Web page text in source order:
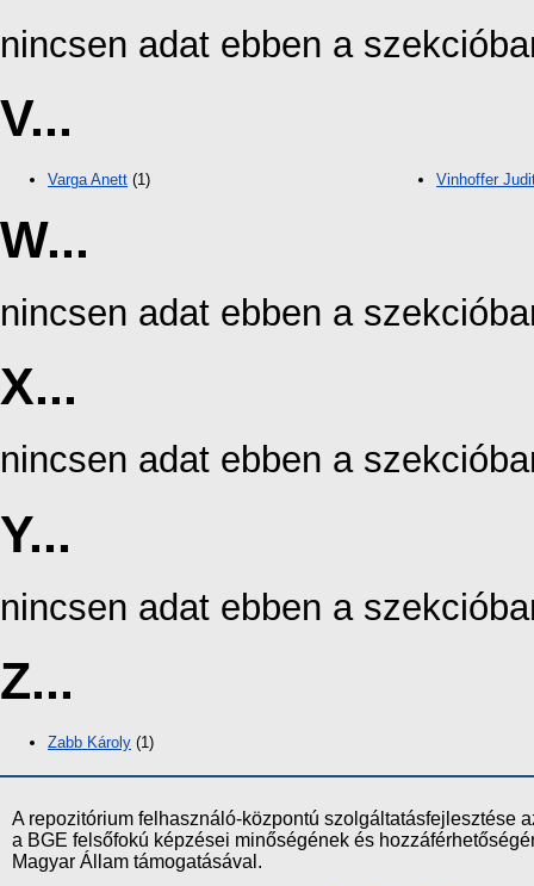
nincsen adat ebben a
V...
Varga Anett (1) Vinhoffer
W...
nincsen adat ebben a
X...
nincsen adat ebben a
Y...
nincsen adat ebben a
Z...
Zabb Károly (1)
A repozitórium felhasználó-központú szolgáltatásfejlesztése
a BGE felsőfokú képzései minőségének és
Magyar Állam támogatásával.